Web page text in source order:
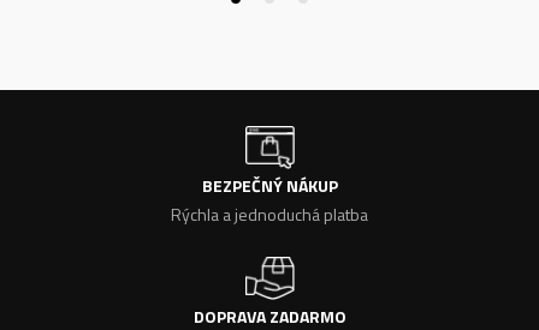
BEZPEČNÝ NÁKUP
Rýchla a jednoduchá platba
DOPRAVA ZADARMO